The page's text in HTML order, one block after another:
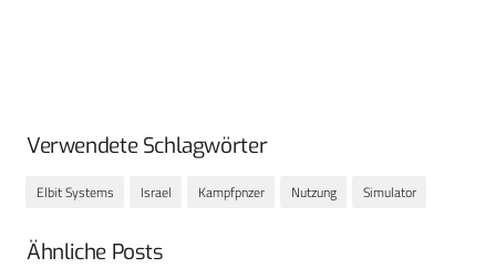
Verwendete Schlagwörter
Elbit Systems Israel Kampfpnzer Nutzung Simulator
Ähnliche Posts